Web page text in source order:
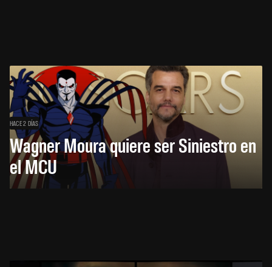
HACE 2 DÍAS
Wagner Moura quiere ser Siniestro en
el MCU